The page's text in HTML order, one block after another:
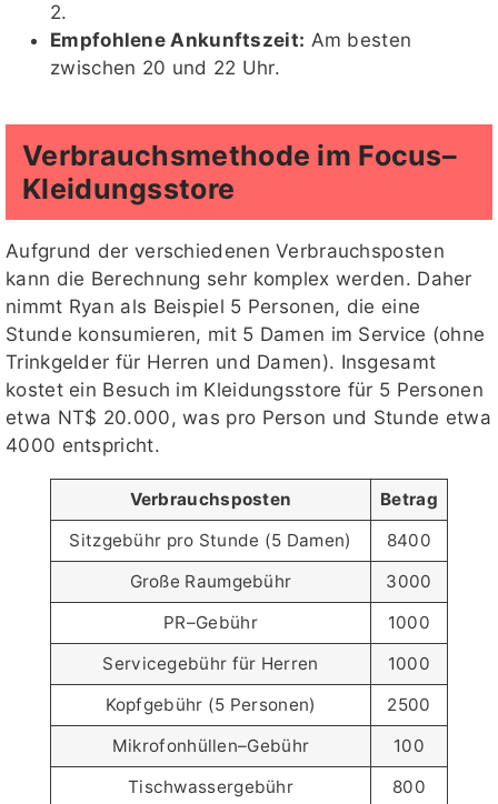
2.
Empfohlene Ankunftszeit: Am besten
zwischen 20 und 22 Uhr.
Verbrauchsmethode im Focus–
Kleidungsstore
Aufgrund der verschiedenen Verbrauchsposten
kann die Berechnung sehr komplex werden. Daher
nimmt Ryan als Beispiel 5 Personen, die eine
Stunde konsumieren, mit 5 Damen im Service (ohne
Trinkgelder für Herren und Damen). Insgesamt
kostet ein Besuch im Kleidungsstore für 5 Personen
etwa NT$ 20.000, was pro Person und Stunde etwa
4000 entspricht.
Verbrauchsposten
Betrag
Sitzgebühr pro Stunde (5 Damen)
8400
Große Raumgebühr
3000
PR–Gebühr
1000
Servicegebühr für Herren
1000
Kopfgebühr (5 Personen)
2500
Mikrofonhüllen–Gebühr
100
Tischwassergebühr
800